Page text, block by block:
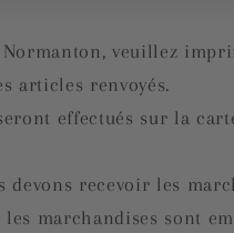
veuillez
articles renvoyés.
effectués sur la
recevoir les
marchandises sont